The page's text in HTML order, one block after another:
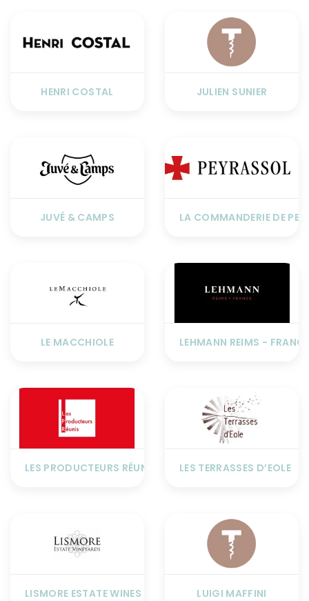
HENRI COSTAL JULIEN SUNIER
JUVÉ & CAMPS LA COMMANDERIE DE
LE MACCHIOLE LEHMANN REIMS - FRANCE
LES PRODUCTEURS RÉUNIS LES TERRASSES D’EOLE
LISMORE ESTATE WINES LUIGI MAFFINI